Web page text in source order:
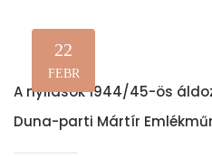
22
FEBR
A nyilasok 1944/45-ös
Duna-parti Mártír